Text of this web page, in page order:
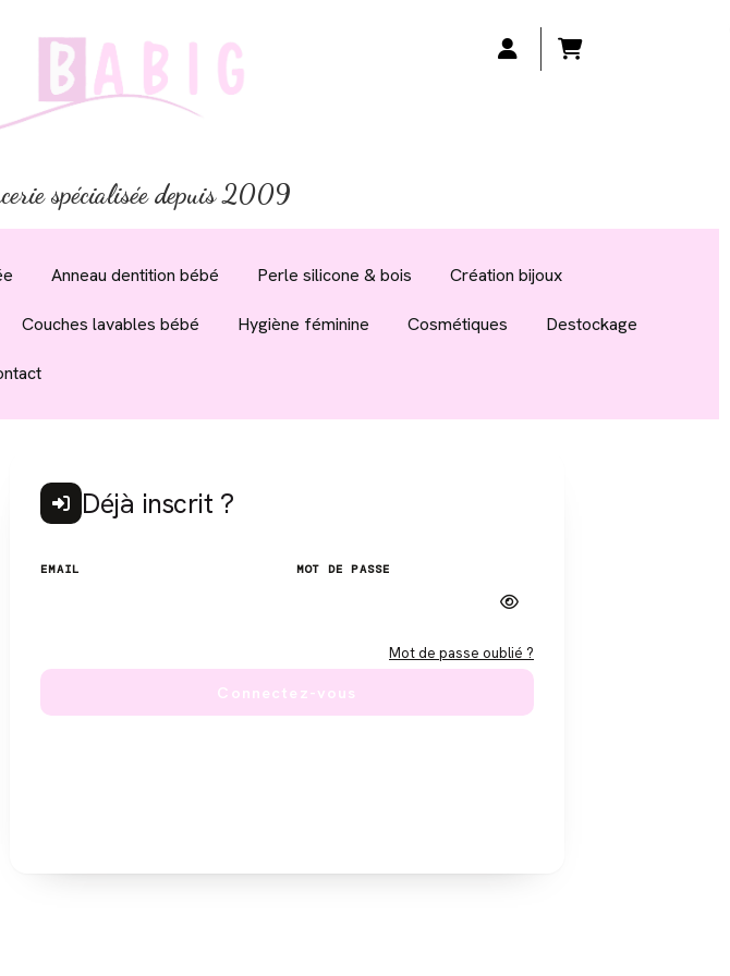
spécialisée depuis 2009
Anneau dentition bébé Perle silicone & bois Création bijoux
Couches lavables bébé Hygiène féminine Cosmétiques Destockage
Déjà inscrit ?
EMAIL MOT DE PASSE
Mot de passe oublié ?
Connectez-vous